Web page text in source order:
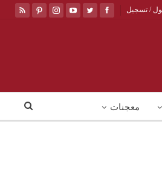
/ تسجيل
معجنات